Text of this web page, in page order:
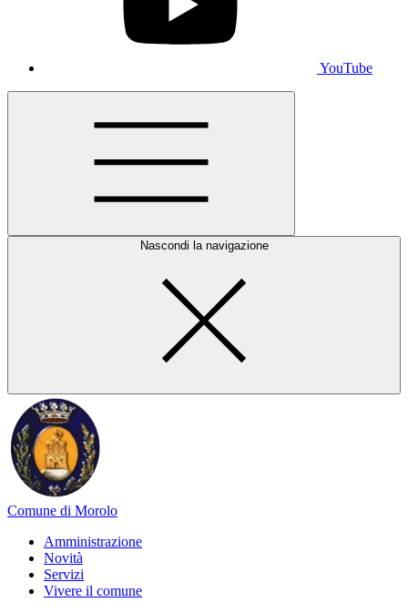
YouTube
Nascondi la navigazione
Comune di Morolo
Amministrazione
Novità
Servizi
Vivere il comune